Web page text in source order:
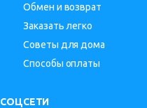
Обмен и возврат
Заказать легко
Советы для дома
Способы оплаты
СОЦСЕТИ